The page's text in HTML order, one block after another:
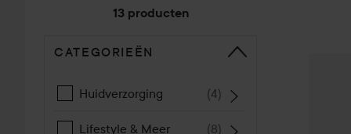
13 producten
GA NAAR SORTEREN
CATEGORIEËN
Huidverzorging (4)
Lifestyle & Meer (8)